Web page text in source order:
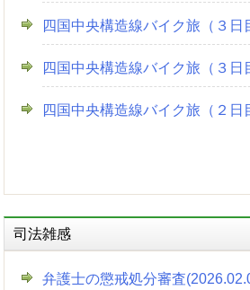
四国中央構造線バイク旅（３
四国中央構造線バイク旅（３
四国中央構造線バイク旅（２日
司法雑感
弁護士の懲戒処分審査